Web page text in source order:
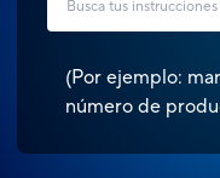
(Por ejemplo:
número de